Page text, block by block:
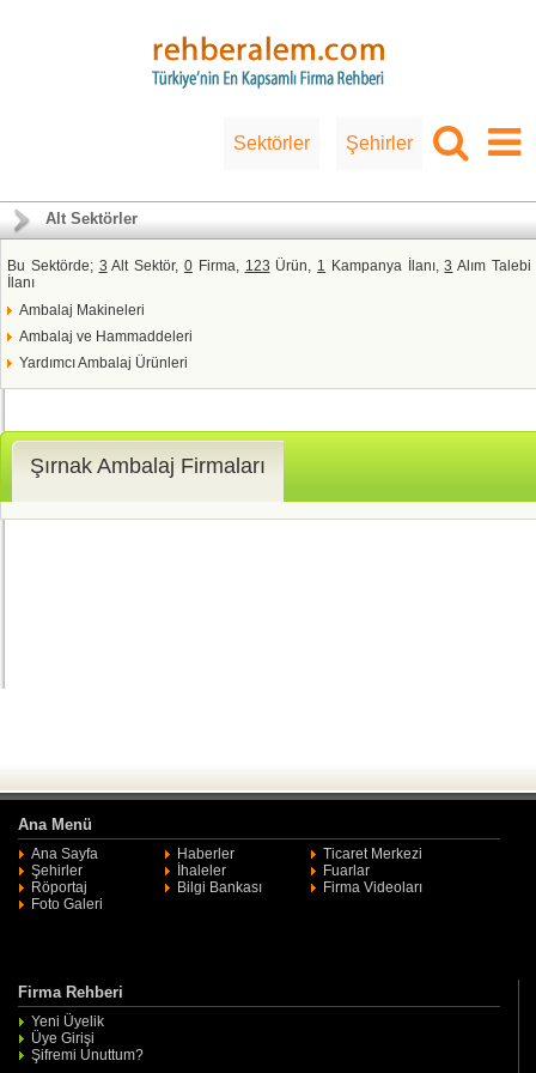
Sektörler Şehirler
Alt Sektörler
Bu Sektörde; 3 Alt Sektör, 0Firma, 123 Ürün, 1 Kampanya İlanı,3 Alım Talebi
İlanı
Ambalaj Makineleri
Ambalaj ve Hammaddeleri
Yardımcı Ambalaj Ürünleri
Şırnak Ambalaj Firmaları
Ana Menü
Ana Sayfa Haberler
Ticaret Merkezi
Şehirler
İhaleler
Fuarlar
Röportaj
Bilgi Bankası
Firma Videoları
Foto Galeri
Firma Rehberi
Yeni Üyelik
Üye Girişi
Şifremi Unuttum?